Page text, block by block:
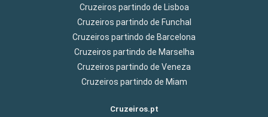
Cruzeiros partindo de Lisboa
Cruzeiros partindo de Funchal
Cruzeiros partindo de Barcelona
Cruzeiros partindo de Marselha
Cruzeiros partindo de Veneza
Cruzeiros partindo de Miam
Cruzeiros.pt